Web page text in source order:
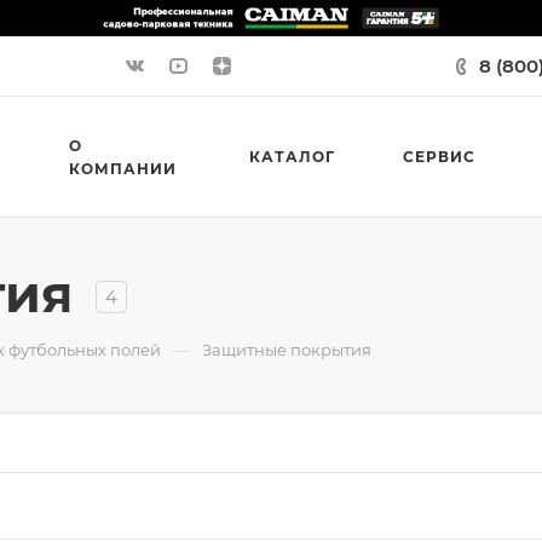
8
О
КОМПАНИИ
КАТАЛОГ СЕРВИС
4
футбольных полей — Защитные покрытия